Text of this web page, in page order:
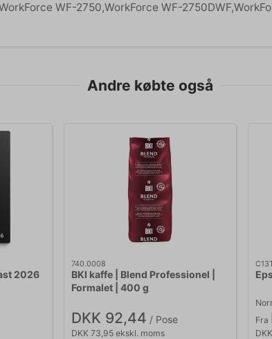
WF-2750,WorkForce WF-
Andre købte også
2026
740.0008
BKI kaffe | Blend Professionel |
Formalet | 400 g
DKK 92,44 / Pose
DKK 73,95 ekskl. moms
Fra